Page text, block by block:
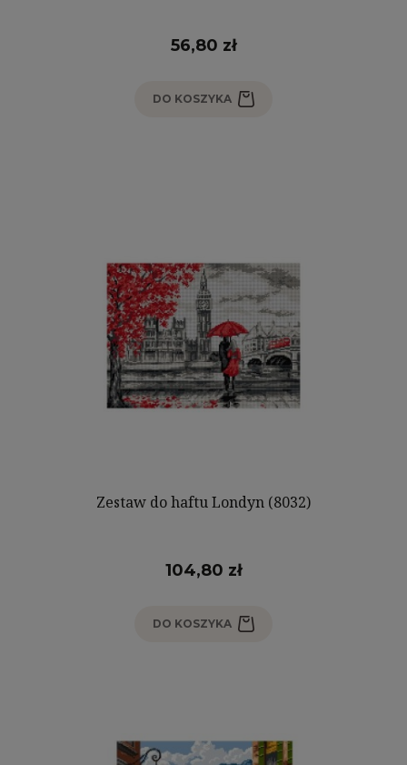
56,80 zł
DO KOSZYKA
Zestaw do haftu Londyn (8032)
104,80 zł
DO KOSZYKA